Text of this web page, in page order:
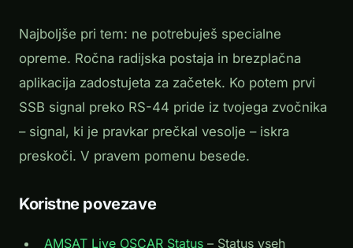
Najboljše pri tem: ne potrebuješ specialne
opreme. Ročna radijska postaja in brezplačna
aplikacija zadostujeta za začetek. Ko potem prvi
SSB signal preko RS-44 pride iz tvojega zvočnika
– signal, ki je pravkar prečkal vesolje – iskra
preskoči. V pravem pomenu besede.
Koristne povezave
AMSAT Live OSCAR Status – Status vseh